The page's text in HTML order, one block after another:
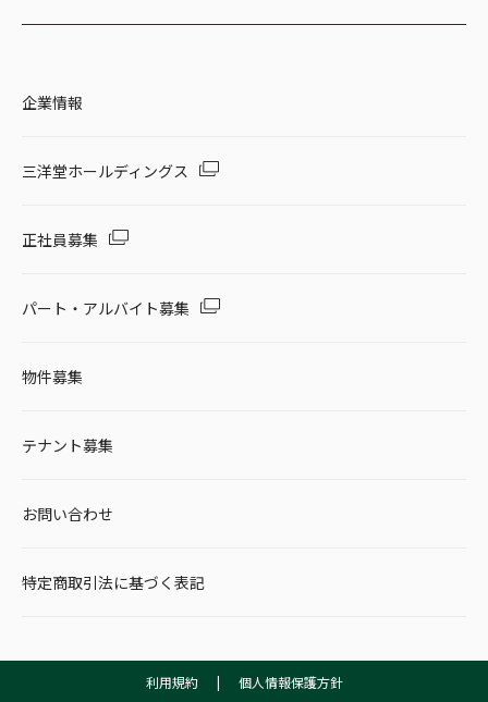
企業情報
三洋堂ホールディングス
正社員募集
パート・アルバイト募集
物件募集
テナント募集
お問い合わせ
特定商取引法に基づく表記
利用規約 | 個人情報保護方針